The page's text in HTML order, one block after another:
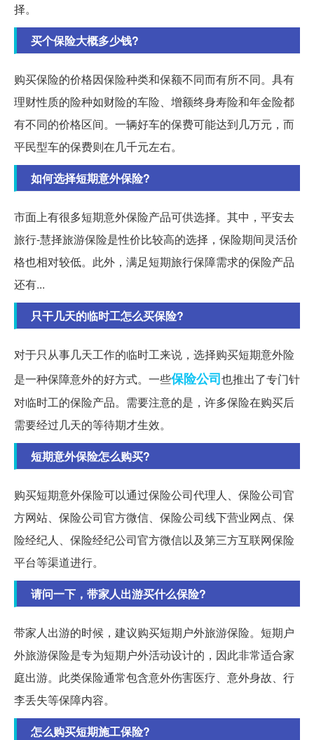
择。
买个保险大概多少钱?
购买保险的价格因保险种类和保额不同而有所不同。具有
理财性质的险种如财险的车险、增额终身寿险和年金险都
有不同的价格区间。一辆好车的保费可能达到几万元，而
平民型车的保费则在几千元左右。
如何选择短期意外保险?
市面上有很多短期意外保险产品可供选择。其中，平安去
旅行-慧择旅游保险是性价比较高的选择，保险期间灵活价
格也相对较低。此外，满足短期旅行保障需求的保险产品
还有...
只干几天的临时工怎么买保险?
对于只从事几天工作的临时工来说，选择购买短期意外险
是一种保障意外的好方式。一些保险公司也推出了专门针
对临时工的保险产品。需要注意的是，许多保险在购买后
需要经过几天的等待期才生效。
短期意外保险怎么购买?
购买短期意外保险可以通过保险公司代理人、保险公司官
方网站、保险公司官方微信、保险公司线下营业网点、保
险经纪人、保险经纪公司官方微信以及第三方互联网保险
平台等渠道进行。
请问一下，带家人出游买什么保险?
带家人出游的时候，建议购买短期户外旅游保险。短期户
外旅游保险是专为短期户外活动设计的，因此非常适合家
庭出游。此类保险通常包含意外伤害医疗、意外身故、行
李丢失等保障内容。
怎么购买短期施工保险?